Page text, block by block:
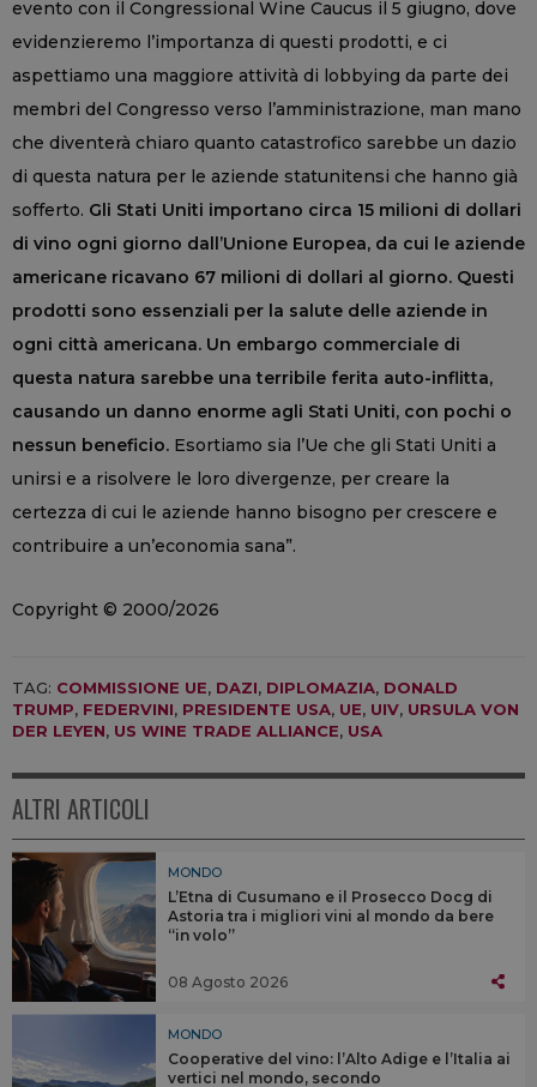
evento con il Congressional Wine Caucus il 5 giugno, dove
evidenzieremo l’importanza di questi prodotti, e ci
aspettiamo una maggiore attività di lobbying da parte dei
membri del Congresso verso l’amministrazione, man mano
che diventerà chiaro quanto catastrofico sarebbe un dazio
di questa natura per le aziende statunitensi che hanno già
sofferto. Gli Stati Uniti importano circa 15 milioni di dollari
di vino ogni giorno dall’Unione Europea, da cui le aziende
americane ricavano 67 milioni di dollari al giorno. Questi
prodotti sono essenziali per la salute delle aziende in
ogni città americana. Un embargo commerciale di
questa natura sarebbe una terribile ferita auto-inflitta,
causando un danno enorme agli Stati Uniti, con pochi o
nessun beneficio. Esortiamo sia l’Ue che gli Stati Uniti a
unirsi e a risolvere le loro divergenze, per creare la
certezza di cui le aziende hanno bisogno per crescere e
contribuire a un’economia sana”.
Copyright © 2000/2026
TAG: COMMISSIONE UE, DAZI, DIPLOMAZIA, DONALD
TRUMP, FEDERVINI, PRESIDENTE USA, UE, UIV, URSULA VON
DER LEYEN, US WINE TRADE ALLIANCE, USA
ALTRI ARTICOLI
MONDO
L’Etna di Cusumano e il Prosecco Docg di
Astoria tra i migliori vini al mondo da bere
“in volo”
08 Agosto 2026
MONDO
Cooperative del vino: l’Alto Adige e l’Italia ai
vertici nel mondo, secondo